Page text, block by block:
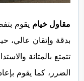
مقاول خيام يقوم
بدقة وإتقان عالي،
تتمتع بالمتانة
الضرر، كما يقوم